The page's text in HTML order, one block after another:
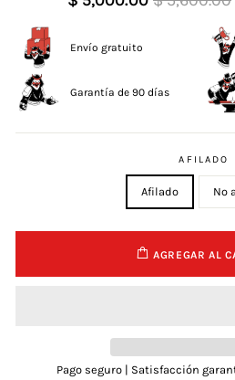
Envío gratuito
Garantía de 90 días
AFILADO
Afilado No
AGREGAR AL
Pago seguro | Satisfacción